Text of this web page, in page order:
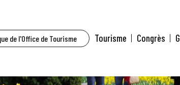
de l'Office de Tourisme Tourisme Congrès